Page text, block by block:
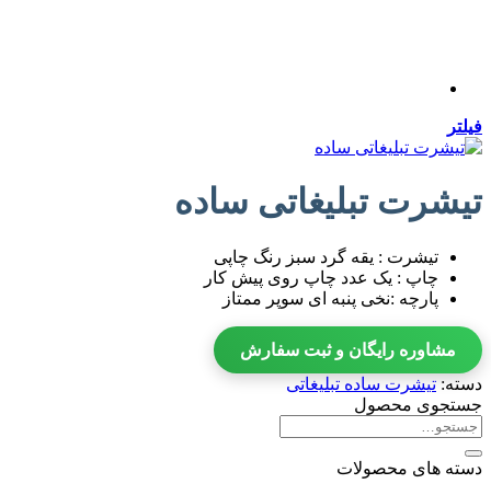
فیلتر
تیشرت تبلیغاتی ساده
تیشرت : یقه گرد سبز رنگ چاپی
چاپ : یک عدد چاپ روی پیش کار
پارچه :نخی پنبه ای سوپر ممتاز
مشاوره رایگان و ثبت سفارش
دسته: تیشرت ساده تبلیغاتی
جستجوی محصول
جستجو
دسته های محصولات